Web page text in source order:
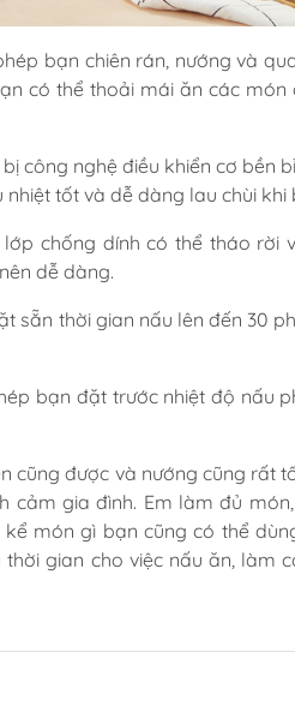
bạn chiên rán, nướng và
có thể thoải mái ăn các
công nghệ điều khiển cơ bền
tốt và dễ dàng lau chùi khi
chống dính có thể tháo rời
dễ dàng.
sẵn thời gian nấu lên đến 30
bạn đặt trước nhiệt độ nấu
cũng được và nướng cũng rất
gia đình. Em làm đủ
món gì bạn cũng có thể
gian cho việc nấu ăn, làm